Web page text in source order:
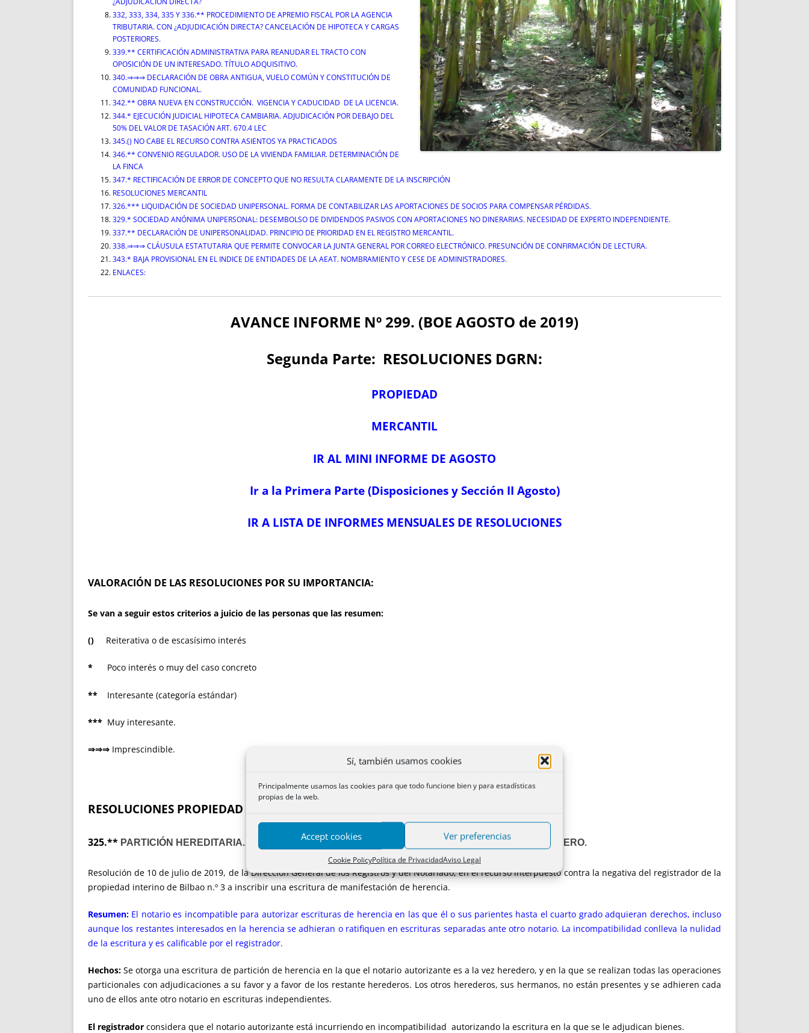
Sí, también usamos cookies
Principalmente usamos las cookies para que todo funcione bien y para estadísticas
propias de la web.
Accept cookies Ver preferencias
Cookie PolicyPolítica de PrivacidadAviso Legal
332, 333, 334, 335 Y 336.** PROCEDIMIENTO DE APREMIO FISCAL POR LA AGENCIA
TRIBUTARIA. CON ¿ADJUDICACIÓN DIRECTA? CANCELACIÓN DE HIPOTECA Y CARGAS
POSTERIORES.
339.** CERTIFICACIÓN ADMINISTRATIVA PARA REANUDAR EL TRACTO CON
OPOSICIÓN DE UN INTERESADO. TÍTULO ADQUISITIVO.
340.⇒⇒⇒ DECLARACIÓN DE OBRA ANTIGUA, VUELO COMÚN Y CONSTITUCIÓN DE
COMUNIDAD FUNCIONAL.
342.** OBRA NUEVA EN CONSTRUCCIÓN. VIGENCIA Y CADUCIDAD DE LA LICENCIA.
344.* EJECUCIÓN JUDICIAL HIPOTECA CAMBIARIA. ADJUDICACIÓN POR DEBAJO DEL
50% DEL VALOR DE TASACIÓN ART. 670.4 LEC
345.() NO CABE EL RECURSO CONTRA ASIENTOS YA PRACTICADOS
346.** CONVENIO REGULADOR. USO DE LA VIVIENDA FAMILIAR. DETERMINACIÓN DE
LA FINCA
347.* RECTIFICACIÓN DE ERROR DE CONCEPTO QUE NO RESULTA CLARAMENTE DE LA INSCRIPCIÓN
RESOLUCIONES MERCANTIL
326.*** LIQUIDACIÓN DE SOCIEDAD UNIPERSONAL. FORMA DE CONTABILIZAR LAS APORTACIONES DE SOCIOS PARA COMPENSAR PÉRDIDAS.
329.* SOCIEDAD ANÓNIMA UNIPERSONAL: DESEMBOLSO DE DIVIDENDOS PASIVOS CON APORTACIONES NO DINERARIAS. NECESIDAD DE EXPERTO INDEPENDIENTE.
337.** DECLARACIÓN DE UNIPERSONALIDAD. PRINCIPIO DE PRIORIDAD EN EL REGISTRO MERCANTIL.
338.⇒⇒⇒ CLÁUSULA ESTATUTARIA QUE PERMITE CONVOCAR LA JUNTA GENERAL POR CORREO ELECTRÓNICO. PRESUNCIÓN DE CONFIRMACIÓN DE LECTURA.
343.* BAJA PROVISIONAL EN EL INDICE DE ENTIDADES DE LA AEAT. NOMBRAMIENTO Y CESE DE ADMINISTRADORES.
ENLACES:
AVANCE INFORME Nº 299. (BOE AGOSTO de 2019)
Segunda Parte: RESOLUCIONES DGRN:
PROPIEDAD
MERCANTIL
IR AL MINI INFORME DE AGOSTO
Ir a la Primera Parte (Disposiciones y Sección II Agosto)
IR A LISTA DE INFORMES MENSUALES DE RESOLUCIONES
VALORACIÓN DE LAS RESOLUCIONES POR SU IMPORTANCIA:
Se van a seguir estos criterios a juicio de las personas que las resumen:
() Reiterativa o de escasísimo interés
* Poco interés o muy del caso concreto
** Interesante (categoría estándar)
*** Muy interesante.
⇒⇒⇒ Imprescindible.
RESOLUCIONES PROPIEDAD
325.** PARTICIÓN HEREDITARIA. INCOMPATIBILIDAD DEL NOTARIO AUTORIZANTE A LA VEZ HEREDERO.
Resolución de 10 de julio de 2019, de la Dirección General de los Registros y del Notariado, en el recurso interpuesto contra la negativa del registrador de la
propiedad interino de Bilbao n.º 3 a inscribir una escritura de manifestación de herencia.
Resumen: El notario es incompatible para autorizar escrituras de herencia en las que él o sus parientes hasta el cuarto grado adquieran derechos, incluso
aunque los restantes interesados en la herencia se adhieran o ratifiquen en escrituras separadas ante otro notario. La incompatibilidad conlleva la nulidad
de la escritura y es calificable por el registrador.
Hechos: Se otorga una escritura de partición de herencia en la que el notario autorizante es a la vez heredero, y en la que se realizan todas las operaciones
particionales con adjudicaciones a su favor y a favor de los restante herederos. Los otros herederos, sus hermanos, no están presentes y se adhieren cada
uno de ellos ante otro notario en escrituras independientes.
El registrador considera que el notario autorizante está incurriendo en incompatibilidad autorizando la escritura en la que se le adjudican bienes.